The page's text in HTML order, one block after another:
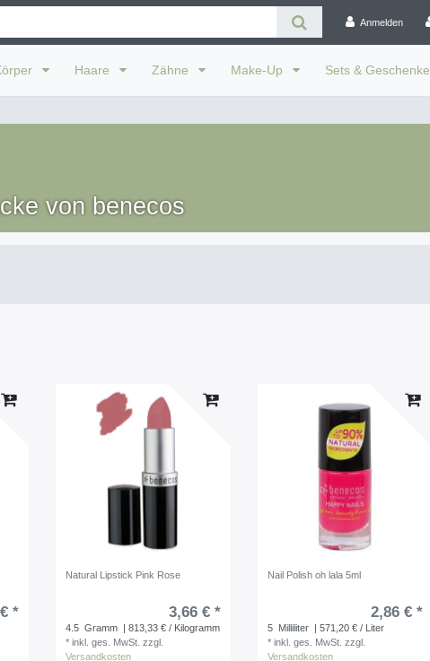
Anmelden
Haare Zähne Make-Up Sets & Geschenke
von benecos
*
Natural Lipstick Pink Rose
3,66 € *
4.5 Gramm | 813,33 € / Kilogramm
*inkl. ges. MwSt. zzgl.
Versandkosten
Nail Polish oh lala 5ml
2,86 € *
5 Milliliter | 571,20 € / Liter
*inkl. ges. MwSt. zzgl.
Versandkosten